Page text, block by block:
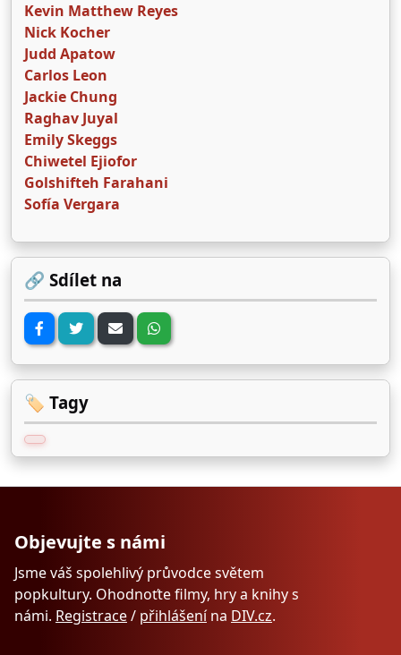
Kevin Matthew Reyes
Nick Kocher
Judd Apatow
Carlos Leon
Jackie Chung
Raghav Juyal
Emily Skeggs
Chiwetel Ejiofor
Golshifteh Farahani
Sofía Vergara
🔗 Sdílet na
🏷️ Tagy
Objevujte s námi
Jsme váš spolehlivý průvodce světem
popkultury. Ohodnoťte filmy, hry a knihy s
námi. Registrace/ přihlášenína DIV.cz.